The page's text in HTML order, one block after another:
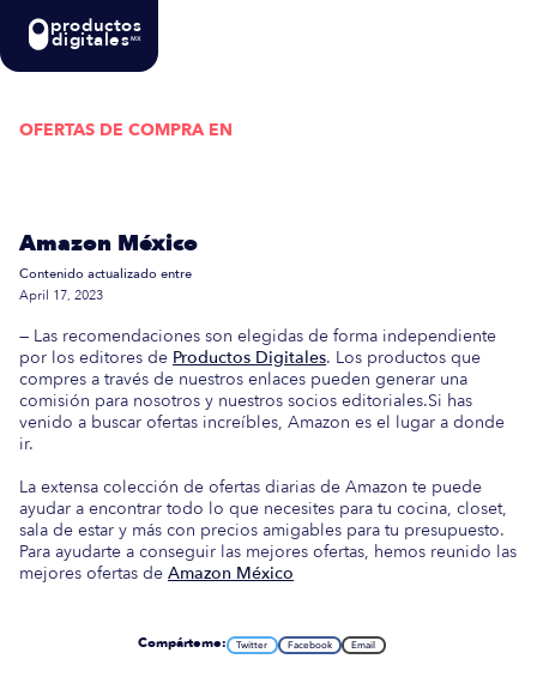
productos
digitalesMX
OFERTAS DE COMPRA EN
Amazon México
Contenido actualizado entre
April 17, 2023
— Las recomendaciones son elegidas de forma independiente
por los editores de Productos Digitales. Los productos que
compres a través de nuestros enlaces pueden generar una
comisión para nosotros y nuestros socios editoriales.Si has
venido a buscar ofertas increíbles, Amazon es el lugar a donde
ir.
La extensa colección de ofertas diarias de Amazon te puede
ayudar a encontrar todo lo que necesites para tu cocina, closet,
sala de estar y más con precios amigables para tu presupuesto.
Para ayudarte a conseguir las mejores ofertas, hemos reunido las
mejores ofertas de Amazon México
Compárteme: Twitter Facebook Email